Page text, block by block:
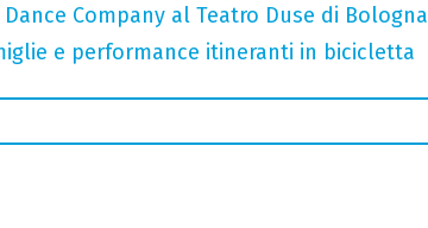
Company al Teatro Duse di Bologna
e performance itineranti in bicicletta